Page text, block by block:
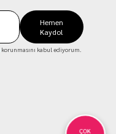
Hemen
Kaydol
korunmasını kabul ediyorum.
ÇOK